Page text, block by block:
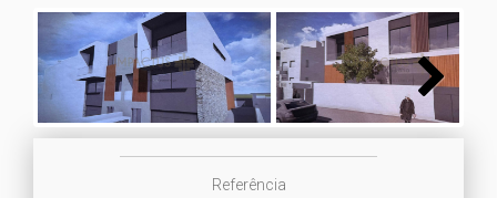
Next
Referência